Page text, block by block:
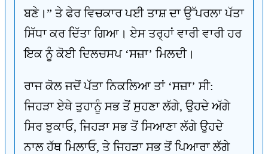
ਬਣੇ।” ਤੇ ਫੇਰ ਵਿਚਕਾਰ ਪਈ ਤਾਸ਼ ਦਾ ਉੱਪਰਲਾ ਪੱਤਾ
ਸਿੱਧਾ ਕਰ ਦਿੱਤਾ ਗਿਆ। ਏਸ ਤਰ੍ਹਾਂ ਵਾਰੀ ਵਾਰੀ ਹਰ
ਇਕ ਨੂੰ ਕੋਈ ਦਿਲਚਸਪ ‘ਸਜ਼ਾ’ ਮਿਲਦੀ।
ਰਾਜ ਕੋਲ ਜਦੋਂ ਪੱਤਾ ਨਿਕਲਿਆ ਤਾਂ ‘ਸਜ਼ਾ’ ਸੀ:
ਜਿਹੜਾ ਏਥੇ ਤੁਹਾਨੂੰ ਸਭ ਤੋਂ ਸੁਹਣਾ ਲੱਗੇ, ਉਹਦੇ ਅੱਗੇ
ਸਿਰ ਝੁਕਾਓ, ਜਿਹੜਾ ਸਭ ਤੋਂ ਸਿਆਣਾ ਲੱਗੇ ਉਹਦੇ
ਨਾਲ ਹੱਥ ਮਿਲਾਓ, ਤੇ ਜਿਹੜਾ ਸਭ ਤੋਂ ਪਿਆਰਾ ਲੱਗੇ